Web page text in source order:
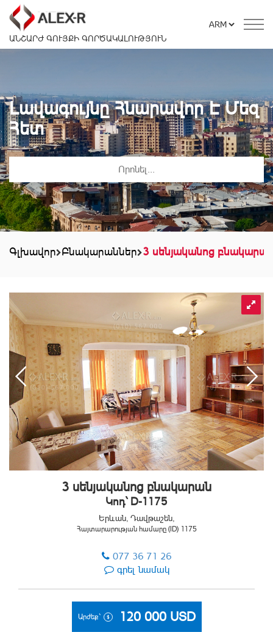
ԱՆՇԱՐԺ ԳՈՒՅՔԻ ԳՈՐԾԱԿԱԼՈՒԹՅՈՒՆ
Լավագույնը Հնարավոր Է Մեզ
Հետ
Գլխավոր Բնակարաններ 3 սենյականոց բնակարան
3 սենյականոց բնակարան
Կոդ` D-1175
Երևան, Դավթաշեն,
Հայտարարության համարը (ID) 1175
077 36 71 26
գրել նամակ
Արժեք` 120 000 USD